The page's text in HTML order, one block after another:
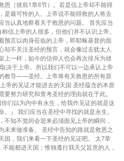
恩（彼前1章8节）。若是信上帝却不能得
是最可怜的人。上帝说不能得救的人将去
当认真地察看关于救恩的问题。 首先应当
信上帝的人很多，但他们并不认识上帝。
预言以肉身莅临的上帝，即耶稣基督的面
却不关注圣经的预言，就会像过去犹太人
上一样，如今的信仰人也会再次排斥为拯
决于上帝。所以我们不可以一边承认上帝
教导——圣经。上帝将有关救恩的所有原
帝的见证才能进去的天国 圣经蕴含的本质
努力研究和查考圣经的理由就在于此。
们以为内中有永生，给我作见证的就是这
』 我们应当在圣经中寻找的就是永生。
不知不觉间会迎来必须面见上帝的瞬间，
未来做准备。 圣经中告知的路就是救恩之
国，我们来看一下圣经的见证吧。 太7章
不能都进天国；惟独遵行我天父旨意的人，